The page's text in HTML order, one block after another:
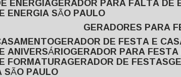
ENERGIA SÃO PAULO
GERADORES PARA
GERADOR DE FESTA E
ANIVERSÁRIO GERADOR PARA
FORMATURA GERADOR DE FESTAS
SÃO PAULO